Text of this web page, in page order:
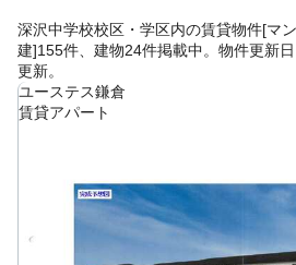
深沢中学校校区・学区内の賃貸物件[マ
建]155件、建物24件掲載中。物件更新
更新。
ユーステス鎌倉
賃貸アパート